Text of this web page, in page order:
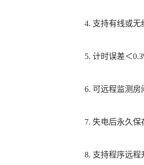
4. 支持有线或
5. 计时误差＜0.3
6. 可远程监测
7. 失电后永久
8. 支持程序远